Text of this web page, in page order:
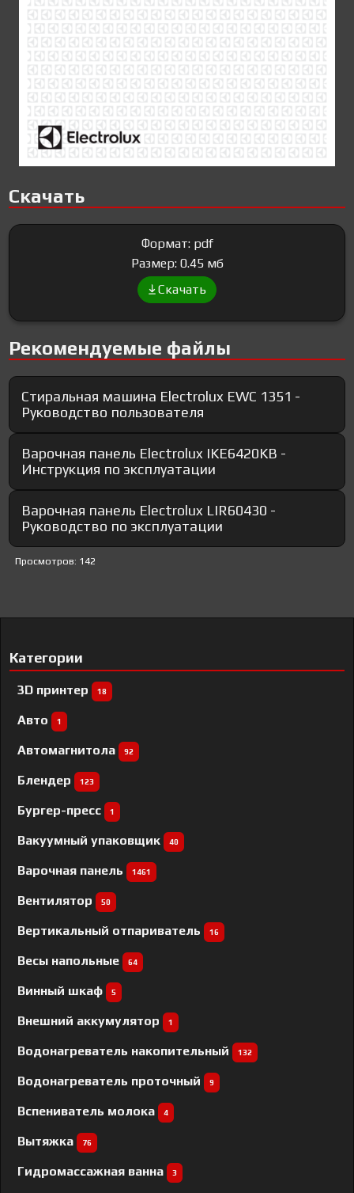
Скачать
Формат: pdf
Размер: 0.45 мб
Скачать
Рекомендуемые файлы
Стиральная машина Electrolux EWC 1351 -
Руководство пользователя
Варочная панель Electrolux IKE6420KB -
Инструкция по эксплуатации
Варочная панель Electrolux LIR60430 -
Руководство по эксплуатации
Просмотров: 142
Категории
3D принтер 18
Авто 1
Автомагнитола 92
Блендер 123
Бургер-пресс 1
Вакуумный упаковщик 40
Варочная панель 1461
Вентилятор 50
Вертикальный отпариватель 16
Весы напольные 64
Винный шкаф 5
Внешний аккумулятор 1
Водонагреватель накопительный 132
Водонагреватель проточный 9
Вспениватель молока 4
Вытяжка 76
Гидромассажная ванна 3